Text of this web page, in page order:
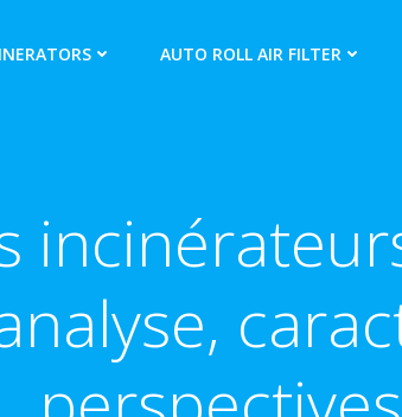
AUTO ROLL AIR FILTER